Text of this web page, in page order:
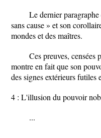
Le dernier
sans cause » et son
mondes et des maîtres.
Ces preuves, censées
montre en fait que son
des signes extérieurs futiles
4 : L'illusion du pouvoir
...